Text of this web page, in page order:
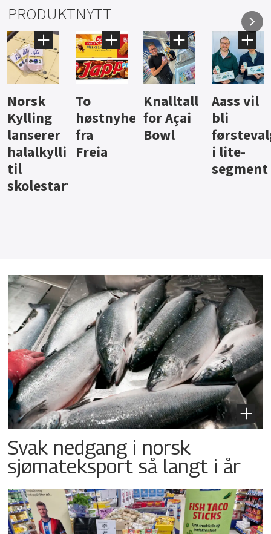
PRODUKTNYTT
Knalltall
for Açai
Bowl
Aass vil
bli
førstevalg
i lite-
Brus og
jus fra
Berentsen
Hard
iste fra
Hansa
Svak nedgang i norsk
sjømateksport så langt i år